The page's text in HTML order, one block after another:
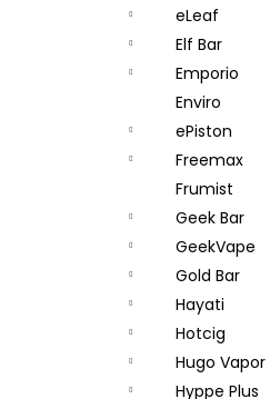
eLeaf
Elf Bar
Emporio
Enviro
ePiston
Freemax
Frumist
Geek Bar
GeekVape
Gold Bar
Hayati
Hotcig
Hugo Vapor
Hyppe Plus